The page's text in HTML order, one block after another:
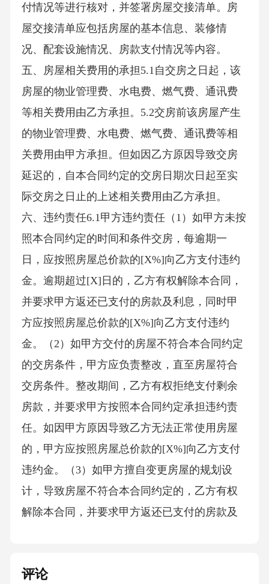
付情况等进行核对，并签署房屋交接清单。房
屋交接清单应包括房屋的基本信息、装修情
况、配套设施情况、房款支付情况等内容。
五、房屋相关费用的承担5.1自交房之日起，该
房屋的物业管理费、水电费、燃气费、通讯费
等相关费用由乙方承担。5.2交房前该房屋产生
的物业管理费、水电费、燃气费、通讯费等相
关费用由甲方承担。但如因乙方原因导致交房
延迟的，自本合同约定的交房日期次日起至实
际交房之日止的上述相关费用由乙方承担。
六、违约责任6.1甲方违约责任（1）如甲方未按
照本合同约定的时间和条件交房，每逾期一
日，应按照房屋总价款的[X%]向乙方支付违约
金。逾期超过[X]日的，乙方有权解除本合同，
并要求甲方返还已支付的房款及利息，同时甲
方应按照房屋总价款的[X%]向乙方支付违约
金。（2）如甲方交付的房屋不符合本合同约定
的交房条件，甲方应负责整改，直至房屋符合
交房条件。整改期间，乙方有权拒绝支付剩余
房款，并要求甲方按照本合同约定承担违约责
任。如因甲方原因导致乙方无法正常使用房屋
的，甲方应按照房屋总价款的[X%]向乙方支付
违约金。（3）如甲方擅自变更房屋的规划设
计，导致房屋不符合本合同约定的，乙方有权
解除本合同，并要求甲方返还已支付的房款及
按照本合同约定的时间和方式支付房款，每逾
评论